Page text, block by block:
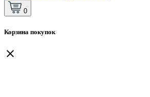
0
Корзина покупок